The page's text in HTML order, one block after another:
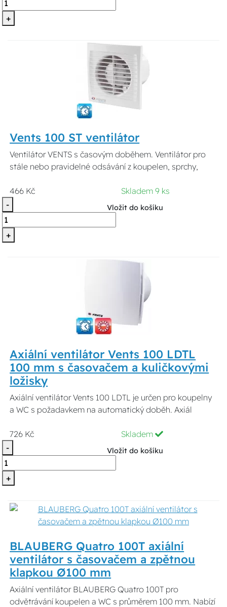
+
Vents 100 ST ventilátor
Ventilátor VENTS s časovým doběhem. Ventilátor pro
stále nebo pravidelné odsávání z koupelen, sprchy,
466 Kč
Skladem 9 ks
-
+
Vložit do košíku
Axiální ventilátor Vents 100 LDTL
100 mm s časovačem a kuličkovými
ložisky
Axiální ventilátor Vents 100 LDTL je určen pro koupelny
a WC s požadavkem na automatický doběh. Axiál
726 Kč
Skladem
-
+
Vložit do košíku
BLAUBERG Quatro 100T axiální
ventilátor s časovačem a zpětnou
klapkou Ø100 mm
Axiální ventilátor BLAUBERG Quatro 100T pro
odvětrávání koupelen a WC s průměrem 100 mm. Nabízí